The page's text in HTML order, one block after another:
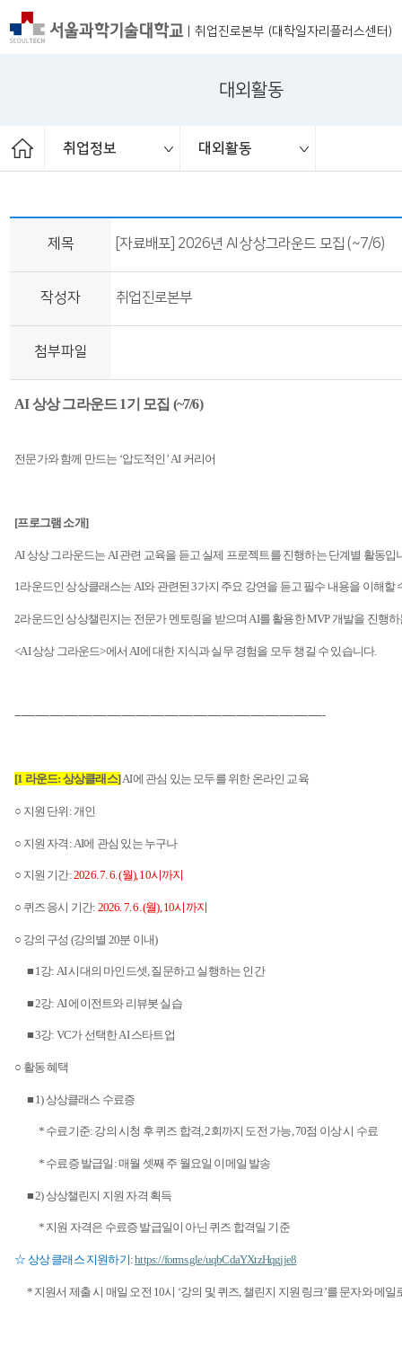
|취업진로본부 (대학일자리플러스센터)
대외활동
취업정보 대외활동
취업상담
프로그램
채용공고
취업정보
ST커리어멘토링
취업진로본부
공지사항
대외활동
청년정책
취업 서포터즈
보도자료
제목 [자료배포] 2026년 AI 상상그라운드 모집 (~7/6)
작성자 취업진로본부
첨부파일
AI상상 그라운드1기 모집 (~7/6)
전문가와 함께 만드는 ‘압도적인 ’ AI 커리어
[프로그램 소개]
AI상상 그라운드는 AI관련 교육을 듣고 실제 프로젝트를 진행하는 단계별 활동입
1라운드인 상상클래스는 AI와 관련된 3가지 주요 강연을 듣고 필수 내용을 이해할
2라운드인 상상챌린지는 전문가 멘토링을 받으며 AI를 활용한MVP 개발을 진행
<AI상상 그라운드>에서 AI에 대한 지식과 실무 경험을 모두 챙길 수 있습니다.
------------------------------------------------------------------------------------------------------------
[1 라운드: 상상클래스]AI에 관심 있는 모두를 위한 온라인 교육
○ 지원 단위 : 개인
○ 지원 자격 : AI에 관심 있는 누구나
○ 지원 기간:2026. 7. 6. (월), 10시까지
○ 퀴즈 응시 기간: 2026. 7. 6. (월), 10시까지
○ 강의 구성 (강의별 20분 이내)
■ 1강: AI시대의 마인드셋,질문하고 실행하는 인간
■ 2강: AI에이전트와 리뷰봇 실습
■3강: VC가 선택한AI스타트업
○ 활동 혜택
■ 1)상상클래스 수료증
* 수료기준: 강의 시청 후 퀴즈 합격, 2회까지 도전 가능, 70점 이상 시 수료
* 수료증 발급일 :매월 셋째 주 월요일 이메일 발송
■ 2)상상챌린지 지원 자격 획득
* 지원 자격은 수료증 발급일이 아닌 퀴즈 합격일 기준
☆ 상상 클래스 지원하기:https://forms.gle/uqbCdaYXtzHqgjje8
* 지원서 제출 시 매일 오전 10시 ‘강의 및 퀴즈 챌린지 지원 링크 ’를 문자와 메일